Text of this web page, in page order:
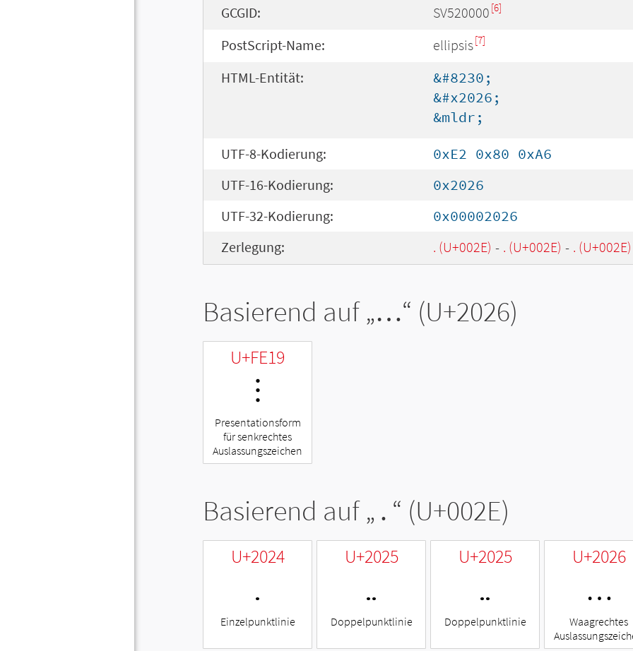
GCGID: SV520000 [6]
PostScript-Name: ellipsis[7]
HTML-Entität:
&#8230;
&#x2026;
&mldr;
UTF-8-Kodierung:
0xE2 0x80 0xA6
UTF-16-Kodierung:
0x2026
UTF-32-Kodierung:
0x00002026
Zerlegung:
. (U+002E) - . (U+002E) - . (U+002E)
Basierend auf „…“ (U+2026)
U+FE19
︙
Presentationsform
für senkrechtes
Auslassungszeichen
Basierend auf „ . “ (U+002E)
U+2024
․
Einzelpunktlinie
U+2025
‥
Doppelpunktlinie
U+2025
‥
Doppelpunktlinie
U+2026
…
Waagrechtes